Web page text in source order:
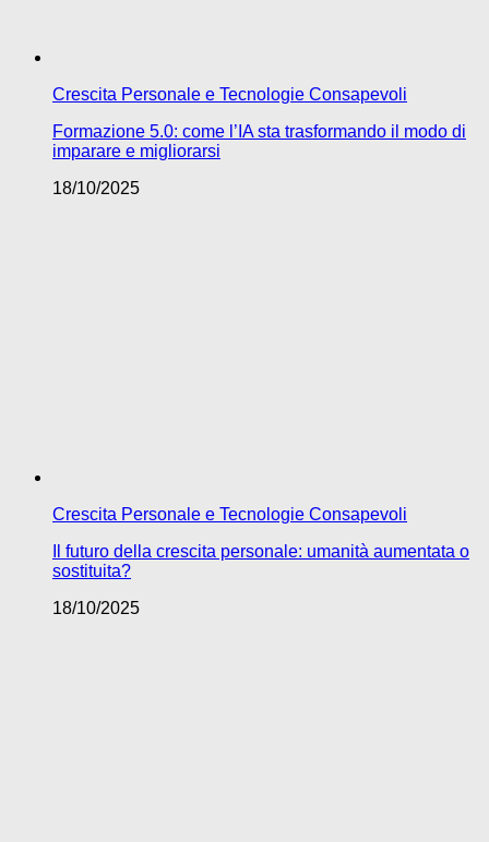
Crescita Personale e Tecnologie Consapevoli
Formazione 5.0: come l’IA sta trasformando il modo di
imparare e migliorarsi
18/10/2025
Crescita Personale e Tecnologie Consapevoli
Il futuro della crescita personale: umanità aumentata o
sostituita?
18/10/2025